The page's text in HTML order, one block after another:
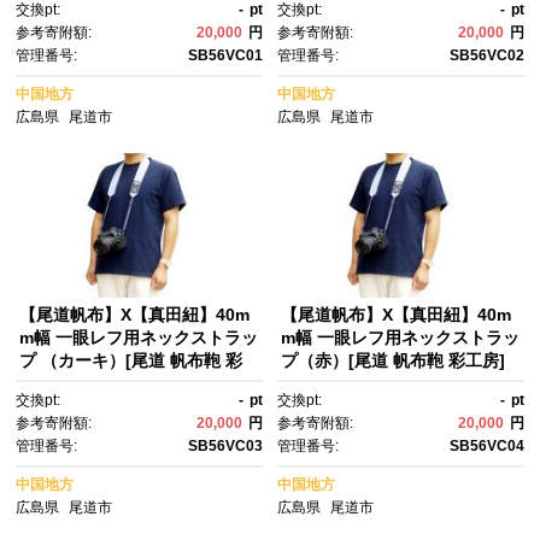
ップ 特産品 シンプル ファッシ
ョン 人気 おすすめ 広島県 尾
道市】
交換pt: - pt
参考寄附額:
20,000 円
管理番号:
SB56VC01
中国地方
広島県
尾道市
ップ 特産品 シンプル ファッシ
ョン 人気 おすすめ 広島県 尾
道市】
交換pt: - pt
参考寄附額:
20,000 円
管理番号:
SB56VC02
中国地方
広島県
尾道市
【尾道帆布】X【真田紐】40m
m幅 一眼レフ用ネックストラッ
プ （カーキ）[尾道 帆布鞄 彩
ラップ 特産品 シンプル ファッ
ション 人気 おすすめ 広島
県 尾道市】
交換pt: - pt
参考寄附額:
20,000 円
管理番号:
SB56VC03
中国地方
広島県
尾道市
【尾道帆布】X【真田紐】40m
m幅 一眼レフ用ネックストラッ
プ（赤）[尾道 帆布鞄 彩工房]
プ 特産品 シンプル ファッショ
ン 人気 おすすめ 広島県 尾道
市】
交換pt: - pt
参考寄附額:
20,000 円
管理番号:
SB56VC04
中国地方
広島県
尾道市